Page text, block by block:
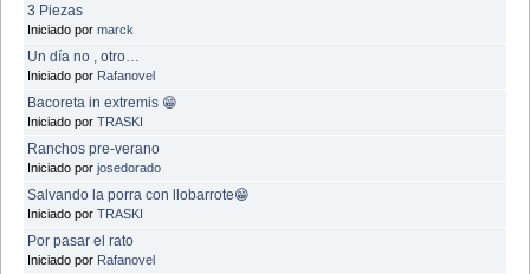
3 Piezas
Iniciado por marck
Un día no , otro…
Iniciado por Rafanovel
Bacoreta in extremis 😁
Iniciado por TRASKI
Ranchos pre-verano
Iniciado por josedorado
Salvando la porra con llobarrote😁
Iniciado por TRASKI
Por pasar el rato
Iniciado por Rafanovel